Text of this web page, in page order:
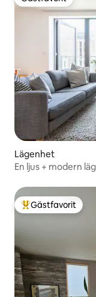
Gästfavorit
Lägenhet
En ljus + modern
Populär gästfavorit
Gästfavorit